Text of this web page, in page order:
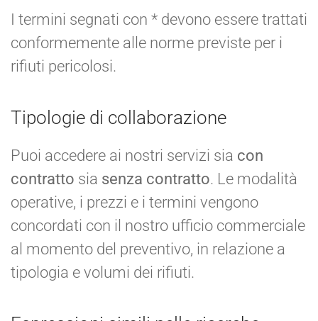
I termini segnati con * devono essere trattati
conformemente alle norme previste per i
rifiuti pericolosi.
Tipologie di collaborazione
Puoi accedere ai nostri servizi sia con
contratto sia senza contratto. Le modalità
operative, i prezzi e i termini vengono
concordati con il nostro ufficio commerciale
al momento del preventivo, in relazione a
tipologia e volumi dei rifiuti.